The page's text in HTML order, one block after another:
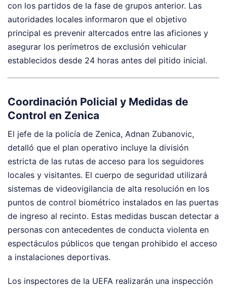
con los partidos de la fase de grupos anterior. Las
autoridades locales informaron que el objetivo
principal es prevenir altercados entre las aficiones y
asegurar los perímetros de exclusión vehicular
establecidos desde 24 horas antes del pitido inicial.
Coordinación Policial y Medidas de
Control en Zenica
El jefe de la policía de Zenica, Adnan Zubanovic,
detalló que el plan operativo incluye la división
estricta de las rutas de acceso para los seguidores
locales y visitantes. El cuerpo de seguridad utilizará
sistemas de videovigilancia de alta resolución en los
puntos de control biométrico instalados en las puertas
de ingreso al recinto. Estas medidas buscan detectar a
personas con antecedentes de conducta violenta en
espectáculos públicos que tengan prohibido el acceso
a instalaciones deportivas.
Los inspectores de la UEFA realizarán una inspección